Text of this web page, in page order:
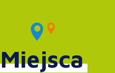
Miejsca